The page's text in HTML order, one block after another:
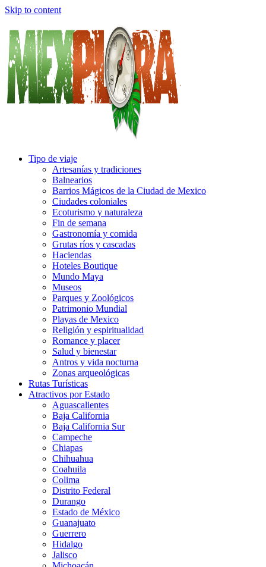
Skip to content
Tipo de viaje
Artesanías y tradiciones
Balnearios
Barrios Mágicos de la Ciudad de Mexico
Ciudades coloniales
Ecoturismo y naturaleza
Fin de semana
Gastronomía y comida
Grutas ríos y cascadas
Haciendas
Hoteles Boutique
Mundo Maya
Museos
Parques y Zoológicos
Patrimonio Mundial
Playas de Mexico
Religión y espiritualidad
Romance y placer
Salud y bienestar
Antros y vida nocturna
Zonas arqueológicas
Rutas Turísticas
Atractivos por Estado
Aguascalientes
Baja California
Baja California Sur
Campeche
Chiapas
Chihuahua
Coahuila
Colima
Distrito Federal
Durango
Estado de México
Guanajuato
Guerrero
Hidalgo
Jalisco